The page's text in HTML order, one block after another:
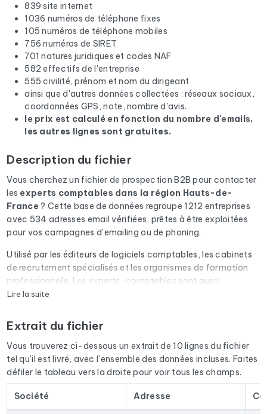
839 site internet
1036 numéros de téléphone fixes
105 numéros de téléphone mobiles
756 numéros de SIRET
701 natures juridiques et codes NAF
582 effectifs de l'entreprise
555 civilité, prénom et nom du dirigeant
ainsi que d'autres données collectées : réseaux sociaux,
coordonnées GPS, note, nombre d'avis.
le prix est calculé en fonction du nombre d'emails,
les autres lignes sont gratuites.
Description du fichier
Vous cherchez un fichier de prospection B2B pour contacter
les experts comptables dans la région Hauts-de-
France ? Cette base de données regroupe 1212 entreprises
avec 534 adresses email vérifiées, prêtes à être exploitées
pour vos campagnes d'emailing ou de phoning.
Utilisé par les éditeurs de logiciels comptables, les cabinets
de recrutement spécialisés et les organismes de formation
professionnelle. Les experts-comptables sont aussi
prescripteurs auprès de leurs clients TPE/PME.
automatique via Cleanmylist.email avant d'être inclus. Les
adresses invalides, les boîtes pleines et les domaines expirés
sont retirés. Résultat : un taux de bounce bas et des
campagnes qui arrivent en boîte de réception.
Le fichier ne se limite pas aux emails. Pour chaque entreprise,
Lire la suite
Extrait du fichier
Vous trouverez ci-dessous un extrait de 10 lignes du fichier
tel qu'il est livré, avec l'ensemble des données incluses. Faites
défiler le tableau vers la droite pour voir tous les champs.
Société Adresse